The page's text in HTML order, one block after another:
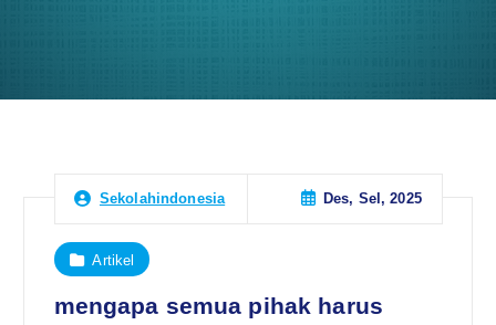
Sekolahindonesia Des, Sel, 2025
Artikel
mengapa semua pihak harus